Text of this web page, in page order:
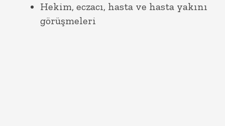
Hekim, eczacı, hasta ve hasta yakını
görüşmeleri